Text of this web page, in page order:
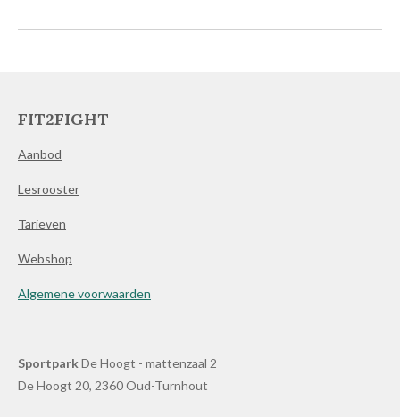
FIT2FIGHT
Aanbod
Lesrooster
Tarieven
Webshop
Algemene voorwaarden
SportparkDe Hoogt - mattenzaal 2
De Hoogt 20, 2360 Oud-Turnhout